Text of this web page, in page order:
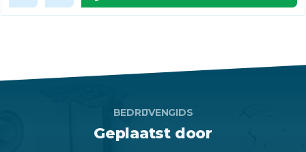
BEDRIJVENGIDS
Geplaatst door